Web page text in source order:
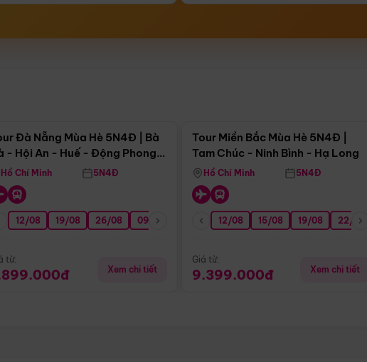
13/09 20/09 27/09
Đà Nẵng Mùa Hè 5N4Đ | Bà
- Hội An - Huế - Động Phong
Hồ Chí Minh 5N4Đ
12/08 19/08 26/08 09/09 16/09 23/09 30/09 07/10
từ:
Xem chi tiết
Tour Miền Bắc Mùa Hè 5N4Đ |
Tam Chúc - Ninh Bình - Hạ Long
Hồ Chí Minh 5N4Đ
12/08 15/08 19/08 22/08
Giá từ:
9.399.000đ Xem chi tiết